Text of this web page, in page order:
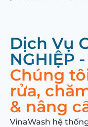
Dịch Vụ
NGHIỆP
Chúng
rửa,
& nâng
VinaWash hệ